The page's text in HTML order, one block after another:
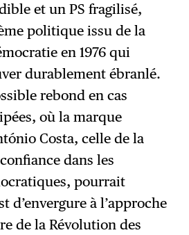
et un PS fragilisé,
politique issu de la
en 1976 qui
durablement ébranlé.
rebond en cas
où la marque
Costa, celle de la
dans les
pourrait
d’envergure à l’approche
de la Révolution des